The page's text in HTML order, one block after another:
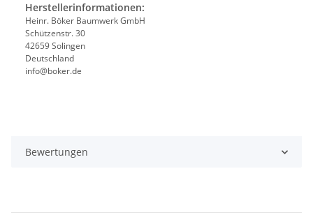
Herstellerinformationen:
Heinr. Böker Baumwerk GmbH
Schützenstr. 30
42659 Solingen
Deutschland
info@boker.de
Bewertungen